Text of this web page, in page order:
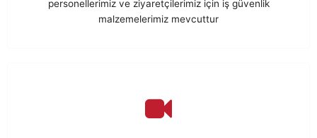
personellerimiz ve ziyaretçilerimiz için iş güvenlik
malzemelerimiz mevcuttur